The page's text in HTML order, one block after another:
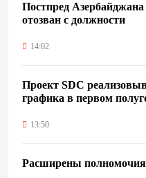
Постпред
отозван с должности
14:02
Проект SDC
графика в первом
13:50
Расширены